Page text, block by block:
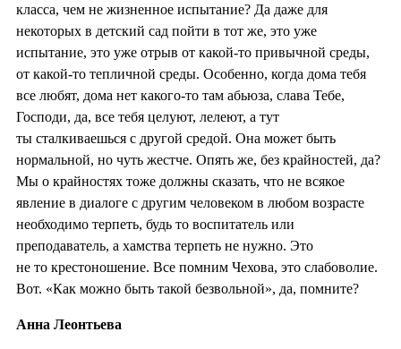
класса, чем не жизненное испытание? Да даже для
некоторых в детский сад пойти в тот же, это уже
испытание, это уже отрыв от какой-то привычной среды,
от какой-то тепличной среды. Особенно, когда дома тебя
все любят, дома нет какого-то там абьюза, слава Тебе,
Господи, да, все тебя целуют, лелеют, а тут
ты сталкиваешься с другой средой. Она может быть
нормальной, но чуть жестче. Опять же, без крайностей, да?
Мы о крайностях тоже должны сказать, что не всякое
явление в диалоге с другим человеком в любом возрасте
необходимо терпеть, будь то воспитатель или
преподаватель, а хамства терпеть не нужно. Это
не то крестоношение. Все помним Чехова, это слабоволие.
Вот. «Как можно быть такой безвольной», да, помните?
Анна Леонтьева